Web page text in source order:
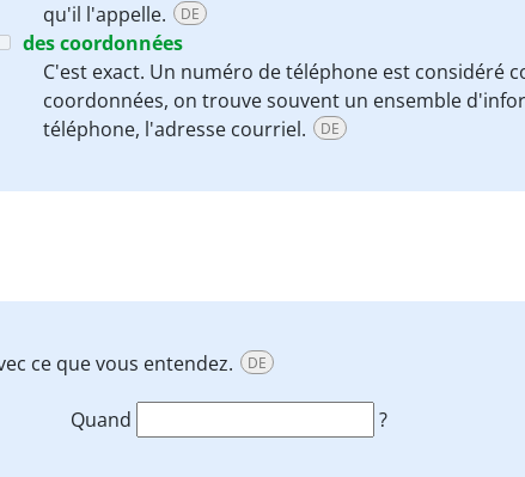
qu'il l'appelle.
DE
des coordonnées
C'est exact. Un numéro de téléphone est considéré
coordonnées, on trouve souvent un ensemble
téléphone, l'adresse courriel.
DE
ce que vous entendez. DE
Quand ?